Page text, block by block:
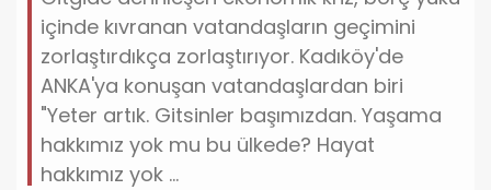
içinde kıvranan vatandaşların geçimini
zorlaştırdıkça zorlaştırıyor. Kadıköy'de
ANKA'ya konuşan vatandaşlardan biri
"Yeter artık. Gitsinler başımızdan. Yaşama
hakkımız yok mu bu ülkede? Hayat
hakkımız yok ...